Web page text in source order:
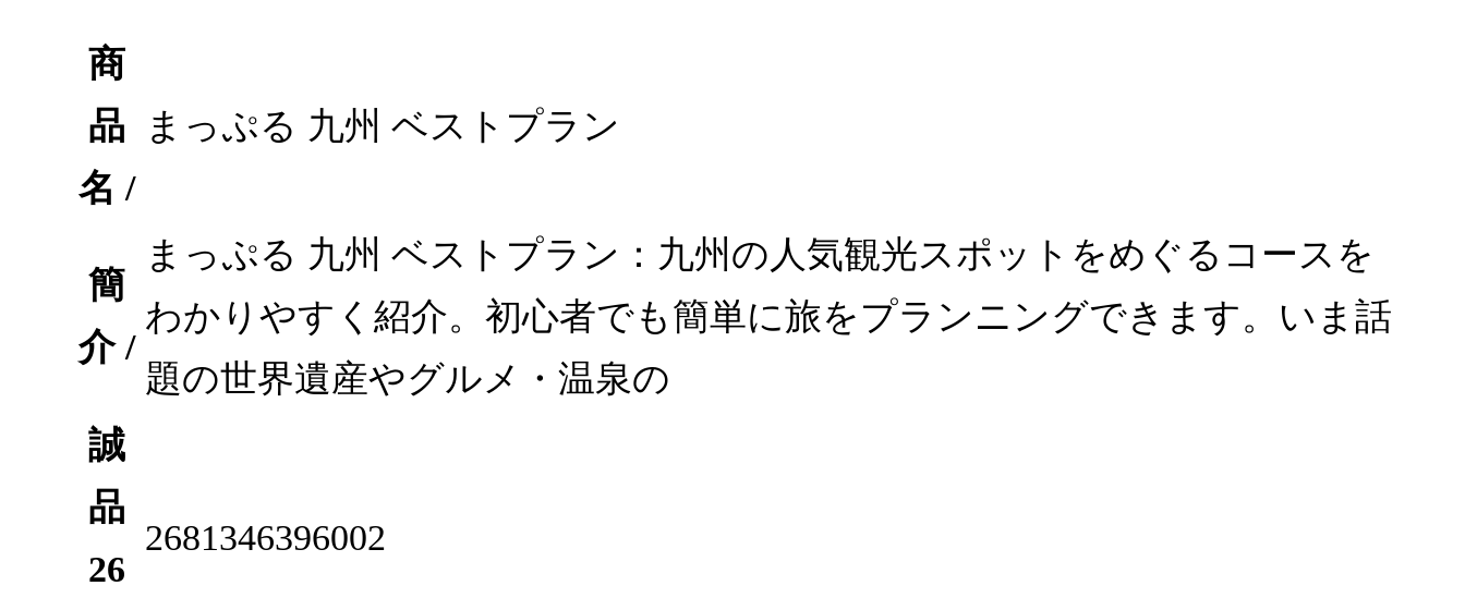
商
品
名 /
まっぷる 九州 ベストプラン
簡
介 /
まっぷる 九州 ベストプラン：九州の人気観光スポットをめぐるコースを
わかりやすく紹介。初心者でも簡単に旅をプランニングできます。いま話
題の世界遺産やグルメ・温泉の
誠
品
26
2681346396002